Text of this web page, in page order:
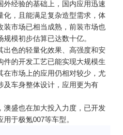
外经验的基础上，国内应用迅速
化，且能满足复杂造型需求，体
装市场已相当成熟，前装市场也
模初步估算已达数十亿。
出色的轻量化效果、高强度和安
件的开发工艺已能实现大规模生
在市场上的应用仍相对较少，尤
及车身整体设计，应用更为有
澳盛也在加大投入力度，已开发
于极氪007等车型。